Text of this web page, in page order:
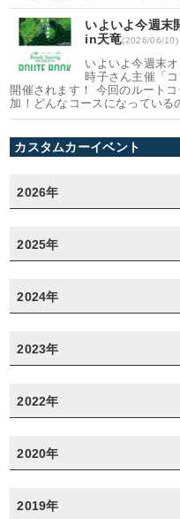
いよいよ今週末
in天竜(2026/06/10)
いよいよ今週末
時子さん主催「
開催されます！ 今回のルート
加！どんなコースになっている
カスタムカーイベント
2026年
2025年
2024年
2023年
2022年
2020年
2019年